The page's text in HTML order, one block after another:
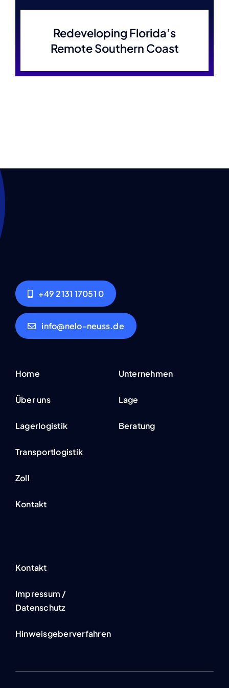
Redeveloping Florida’s
Remote Southern Coast
+49 2131 17051 0
info@nelo-neuss.de
Home
Über uns
Lagerlogistik
Transportlogistik
Zoll
Kontakt
Unternehmen
Lage
Beratung
Kontakt
Impressum /
Datenschutz
Hinweisgeberverfahren